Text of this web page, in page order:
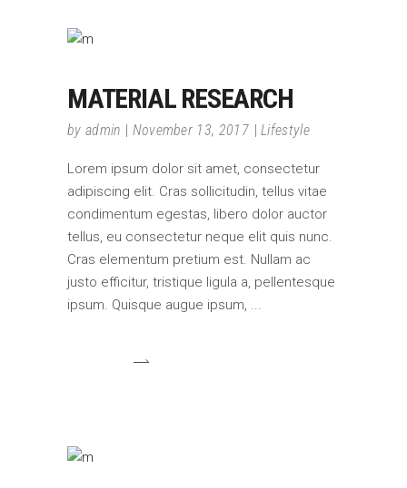
MATERIAL RESEARCH
by admin November 13, 2017 Lifestyle
Lorem ipsum dolor sit amet, consectetur
adipiscing elit. Cras sollicitudin, tellus vitae
condimentum egestas, libero dolor auctor
tellus, eu consectetur neque elit quis nunc.
Cras elementum pretium est. Nullam ac
justo efficitur, tristique ligula a, pellentesque
ipsum. Quisque augue ipsum,